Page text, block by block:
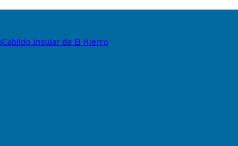
Cabildo Insular de El Hierro